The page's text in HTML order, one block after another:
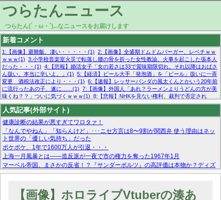
つらたんニュース
つらたん(´・ω・`)...なニュースをお届けします
新着コメント
1:【画像】避難飯、凄い・・・・・(1) 2:【画像】全盛期ドムドムバーガー、レベチｗｗ
ｗｗｗ(1) 3:小学校音楽室火災で転落し腰の骨を折った女性教諭、火事を起こした張本人
だった・・・(1) 4:【悲報】婚活女子「女の若さは33で賞味期限切れ。それ以降はおばさ
ん扱い。本当に辛いよ。」(1) 5:【経済】ビール大手「発泡酒」を「ビール」扱いに一斉
変更 酒税法改正により・・・(1) 6:【速報】レッサーパンダの風太くんとかいう20年前
に流行ったあの子、遂に……(1) 7:【画像】外国人「あれ？ラーメンよりうどんの方が美
味くね？？」ついに気づくｗｗｗ(1) 8:【悲報】NHKを見ない権利、裁判で否定され
る・・・(1) 9:欧州委員長「原発縮小は間違いでした」(1) 10:【悲報】日本企業の人手不
足、限界突破 52%「正社員も足りてません…」(1)
人気記事(外部サイト)
健康診断の結果が悪すぎてワロタァ！
「なんでやねん」「知らんけど」･･･ニセ方言は8〜9割が関西弁 使う理由はネッ
ト世界の「優しい気持ち」だった
ポケポケ、1年で1600万人が引退・・・
上海一月風暴とは——造反派が一夜で市の権力を奪った1967年1月
マーベル帝国、まさかの反省！？『サンダーボルツ』の高評価は本物か？ディズ
ニーCEOの「量より質」宣言の裏で渦巻くファンの本音とMCUの未来を徹底考
【モー娘。石田亜佑美】ファーストテイク出演も新規獲得ならず？北川莉央が1
【画像】ホロライブVtuberの湊あ